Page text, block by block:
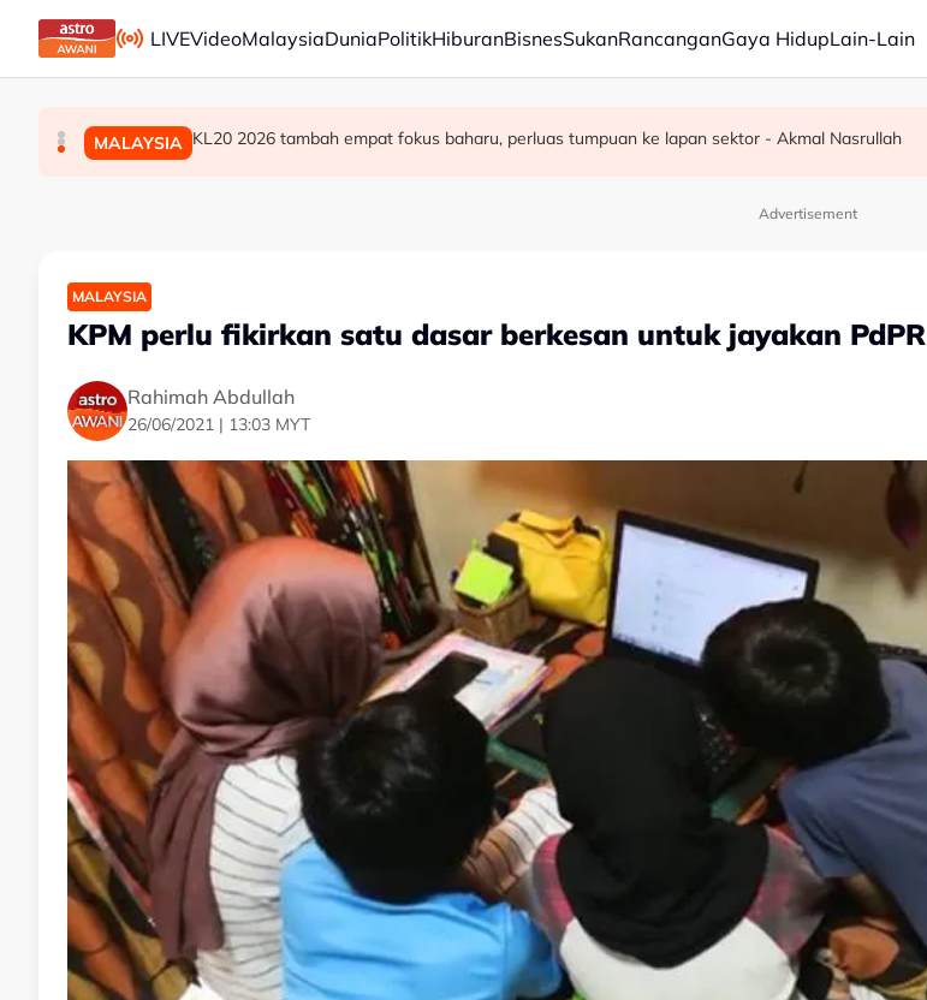
Skip to main content
LIVEVideoMalaysiaDuniaPolitikHiburanBisnesSukanRancanganGaya HidupLain-Lain
MALAYSIA Berita tempatan pilihan sepanjang hari ini
MALAYSIA Teknologi "5G Advanced" buka potensi besar pacu transformasi pelbagai sektor - Fahmi
MALAYSIA KL20 2026 tambah empat fokus baharu, perluas tumpuan ke lapan sektor - Akmal Nasrullah
Advertisement
MALAYSIA
KPM perlu fikirkan satu dasar berkesan untuk jayakan PdPR
Rahimah Abdullah
26/06/2021 | 13:03 MYT